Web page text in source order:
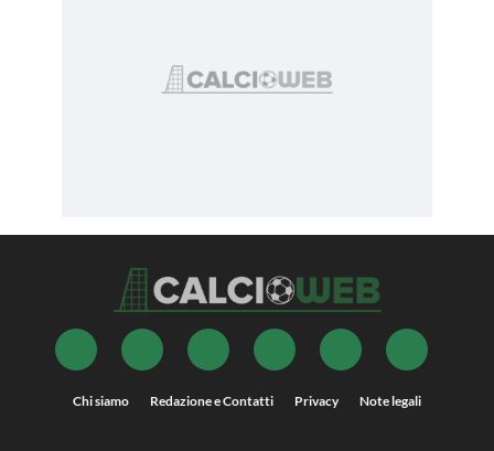
Chi siamo Redazione e Contatti Privacy Note legali